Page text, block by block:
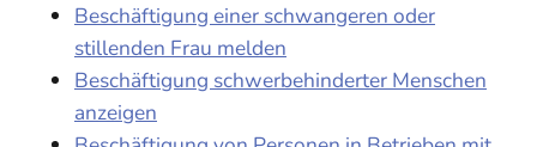
Beschäftigung einer schwangeren oder
stillenden Frau melden
Beschäftigung schwerbehinderter Menschen
anzeigen